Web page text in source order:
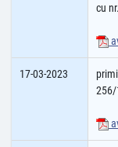
cu
17-03-2023
256/